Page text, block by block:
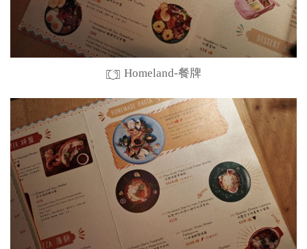
Homeland-餐牌